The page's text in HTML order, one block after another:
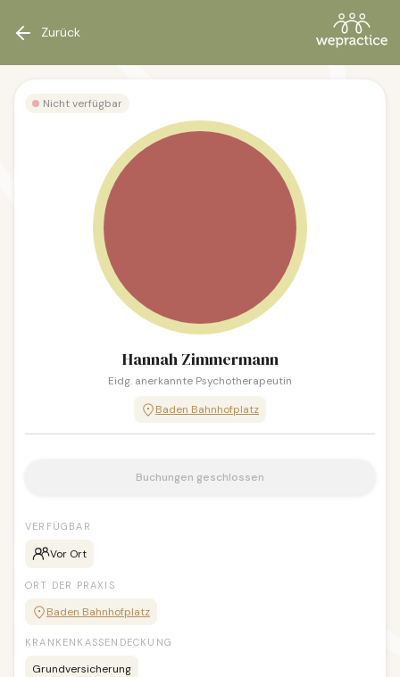
Zurück
Nicht verfügbar
Hannah Zimmermann
Eidg. anerkannte Psychotherapeutin
Baden Bahnhofplatz
Buchungen geschlossen
VERFÜGBAR
Vor Ort
ORT DER PRAXIS
Baden Bahnhofplatz
KRANKENKASSENDECKUNG
Grundversicherung